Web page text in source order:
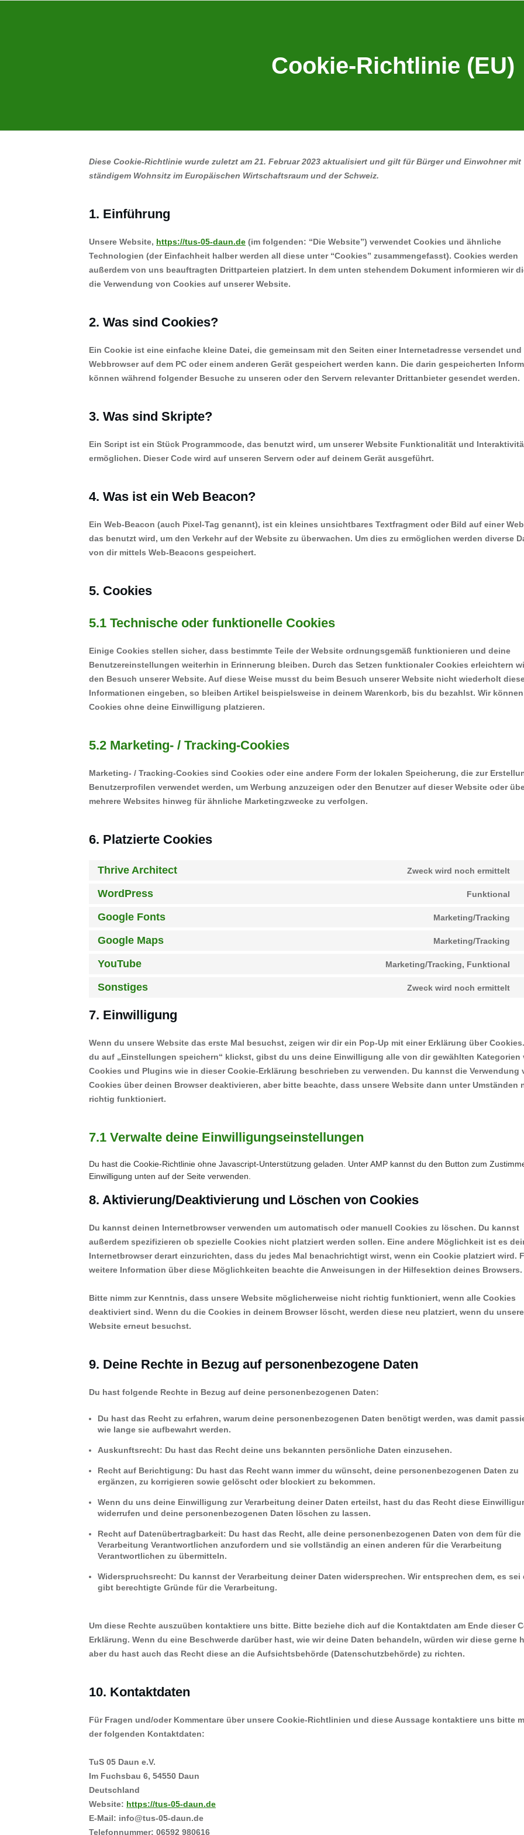
Cookie-Richtlinie (EU)
Diese Cookie-Richtlinie wurde zuletzt am 21. Februar 2023 aktualisiert und gilt für Bürger und Einwohner mit
ständigem Wohnsitz im Europäischen Wirtschaftsraum und der Schweiz.
1. Einführung
Unsere Website, https://tus-05-daun.de (im folgenden: “Die Website”) verwendet Cookies und ähnliche
Technologien (der Einfachheit halber werden all diese unter “Cookies” zusammengefasst). Cookies werden
außerdem von uns beauftragten Drittparteien platziert. In dem unten stehendem Dokument informieren wir
die Verwendung von Cookies auf unserer Website.
2. Was sind Cookies?
Ein Cookie ist eine einfache kleine Datei, die gemeinsam mit den Seiten einer Internetadresse versendet und
Webbrowser auf dem PC oder einem anderen Gerät gespeichert werden kann. Die darin gespeicherten
können während folgender Besuche zu unseren oder den Servern relevanter Drittanbieter gesendet werden.
3. Was sind Skripte?
Ein Script ist ein Stück Programmcode, das benutzt wird, um unserer Website Funktionalität und
ermöglichen. Dieser Code wird auf unseren Servern oder auf deinem Gerät ausgeführt.
4. Was ist ein Web Beacon?
Ein Web-Beacon (auch Pixel-Tag genannt), ist ein kleines unsichtbares Textfragment oder Bild auf einer
das benutzt wird, um den Verkehr auf der Website zu überwachen. Um dies zu ermöglichen werden diverse
von dir mittels Web-Beacons gespeichert.
5. Cookies
5.1 Technische oder funktionelle Cookies
Einige Cookies stellen sicher, dass bestimmte Teile der Website ordnungsgemäß funktionieren und deine
Benutzereinstellungen weiterhin in Erinnerung bleiben. Durch das Setzen funktionaler Cookies erleichtern
den Besuch unserer Website. Auf diese Weise musst du beim Besuch unserer Website nicht wiederholt
Informationen eingeben, so bleiben Artikel beispielsweise in deinem Warenkorb, bis du bezahlst. Wir
Cookies ohne deine Einwilligung platzieren.
5.2 Marketing- / Tracking-Cookies
Marketing- / Tracking-Cookies sind Cookies oder eine andere Form der lokalen Speicherung, die zur
Benutzerprofilen verwendet werden, um Werbung anzuzeigen oder den Benutzer auf dieser Website oder
mehrere Websites hinweg für ähnliche Marketingzwecke zu verfolgen.
6. Platzierte Cookies
Thrive Architect Zweck wird noch ermittelt
WordPress Funktional
Google Fonts Marketing/Tracking
Google Maps Marketing/Tracking
YouTube Marketing/Tracking, Funktional
Sonstiges Zweck wird noch ermittelt
7. Einwilligung
Wenn du unsere Website das erste Mal besuchst, zeigen wir dir ein Pop-Up mit einer Erklärung über
du auf „Einstellungen speichern“ klickst, gibst du uns deine Einwilligung alle von dir gewählten Kategorien
Cookies und Plugins wie in dieser Cookie-Erklärung beschrieben zu verwenden. Du kannst die Verwendung
Cookies über deinen Browser deaktivieren, aber bitte beachte, dass unsere Website dann unter Umständen
richtig funktioniert.
7.1 Verwalte deine Einwilligungseinstellungen
Du hast die Cookie-Richtlinie ohne Javascript-Unterstützung geladen. Unter AMP kannst du den Button zum
Einwilligung unten auf der Seite verwenden.
8. Aktivierung/Deaktivierung und Löschen von Cookies
Du kannst deinen Internetbrowser verwenden um automatisch oder manuell Cookies zu löschen. Du kannst
außerdem spezifizieren ob spezielle Cookies nicht platziert werden sollen. Eine andere Möglichkeit ist es
Internetbrowser derart einzurichten, dass du jedes Mal benachrichtigt wirst, wenn ein Cookie platziert wird.
weitere Information über diese Möglichkeiten beachte die Anweisungen in der Hilfesektion deines Browsers.
Bitte nimm zur Kenntnis, dass unsere Website möglicherweise nicht richtig funktioniert, wenn alle Cookies
deaktiviert sind. Wenn du die Cookies in deinem Browser löscht, werden diese neu platziert, wenn du unsere
Website erneut besuchst.
9. Deine Rechte in Bezug auf personenbezogene Daten
Du hast folgende Rechte in Bezug auf deine personenbezogenen Daten:
Du hast das Recht zu erfahren, warum deine personenbezogenen Daten benötigt werden, was damit
wie lange sie aufbewahrt werden.
Auskunftsrecht: Du hast das Recht deine uns bekannten persönliche Daten einzusehen.
Recht auf Berichtigung: Du hast das Recht wann immer du wünscht, deine personenbezogenen Daten zu
ergänzen, zu korrigieren sowie gelöscht oder blockiert zu bekommen.
Wenn du uns deine Einwilligung zur Verarbeitung deiner Daten erteilst, hast du das Recht diese
widerrufen und deine personenbezogenen Daten löschen zu lassen.
Recht auf Datenübertragbarkeit: Du hast das Recht, alle deine personenbezogenen Daten von dem für die
Verarbeitung Verantwortlichen anzufordern und sie vollständig an einen anderen für die Verarbeitung
Verantwortlichen zu übermitteln.
Widerspruchsrecht: Du kannst der Verarbeitung deiner Daten widersprechen. Wir entsprechen dem, es sei
gibt berechtigte Gründe für die Verarbeitung.
Um diese Rechte auszuüben kontaktiere uns bitte. Bitte beziehe dich auf die Kontaktdaten am Ende dieser
Erklärung. Wenn du eine Beschwerde darüber hast, wie wir deine Daten behandeln, würden wir diese gerne
aber du hast auch das Recht diese an die Aufsichtsbehörde (Datenschutzbehörde) zu richten.
10. Kontaktdaten
Für Fragen und/oder Kommentare über unsere Cookie-Richtlinien und diese Aussage kontaktiere uns bitte
der folgenden Kontaktdaten:
TuS 05 Daun e.V.
Im Fuchsbau 6, 54550 Daun
Deutschland
Website: https://tus-05-daun.de
E-Mail: info@tus-05-daun.de
Telefonnummer: 06592 980616